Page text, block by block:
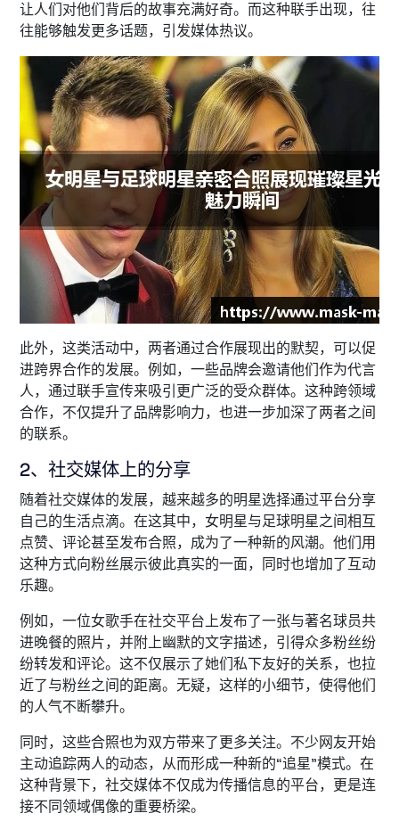
让人们对他们背后的故事充满好奇。而这种联手出现，往
往能够触发更多话题，引发媒体热议。
此外，这类活动中，两者通过合作展现出的默契，可以促
进跨界合作的发展。例如，一些品牌会邀请他们作为代言
人，通过联手宣传来吸引更广泛的受众群体。这种跨领域
合作，不仅提升了品牌影响力，也进一步加深了两者之间
的联系。
2、社交媒体上的分享
随着社交媒体的发展，越来越多的明星选择通过平台分享
自己的生活点滴。在这其中，女明星与足球明星之间相互
点赞、评论甚至发布合照，成为了一种新的风潮。他们用
这种方式向粉丝展示彼此真实的一面，同时也增加了互动
乐趣。
例如，一位女歌手在社交平台上发布了一张与著名球员共
进晚餐的照片，并附上幽默的文字描述，引得众多粉丝纷
纷转发和评论。这不仅展示了她们私下友好的关系，也拉
近了与粉丝之间的距离。无疑，这样的小细节，使得他们
的人气不断攀升。
同时，这些合照也为双方带来了更多关注。不少网友开始
主动追踪两人的动态，从而形成一种新的“追星”模式。在
这种背景下，社交媒体不仅成为传播信息的平台，更是连
接不同领域偶像的重要桥梁。